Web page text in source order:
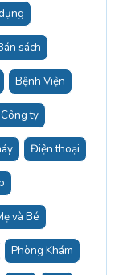
sách
Bệnh Viện
Công ty
Điện thoại
và Bé
Phòng Khám